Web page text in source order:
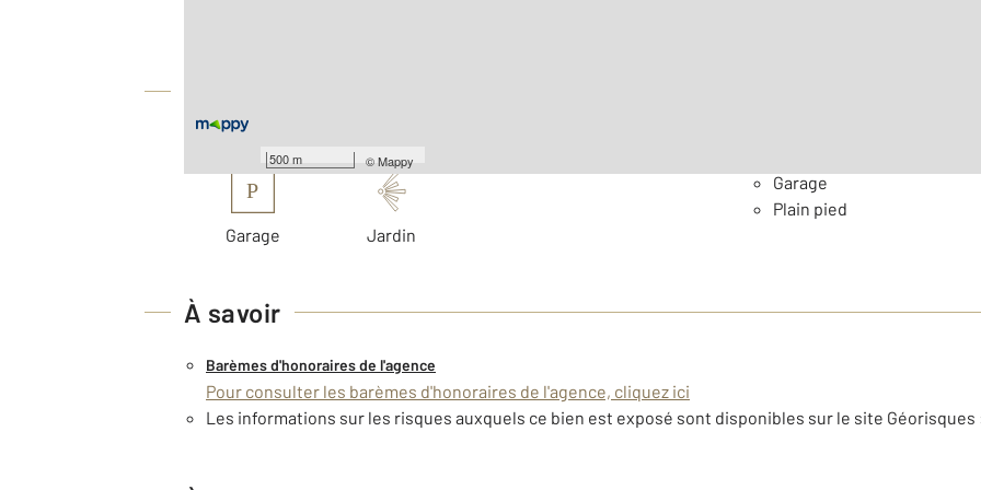
500 m ©Mappy
P
Garage Jardin
Garage
Plain pied
À savoir
Barèmes d'honoraires de l'agence
Pour consulter les barèmes d'honoraires de l'agence, cliquez ici
Les informations sur les risques auxquels ce bien est exposé sont disponibles sur le site Géorisques